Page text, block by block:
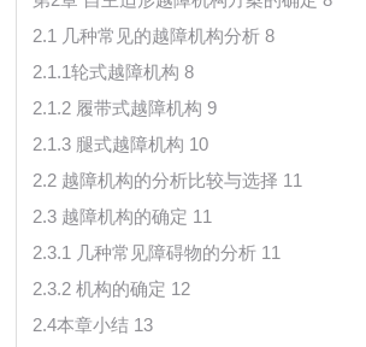
2.1 几种常见的越障机构分析 8
2.1.1轮式越障机构 8
2.1.2 履带式越障机构 9
2.1.3 腿式越障机构 10
2.2 越障机构的分析比较与选择 11
2.3 越障机构的确定 11
2.3.1 几种常见障碍物的分析 11
2.3.2 机构的确定 12
2.4本章小结 13